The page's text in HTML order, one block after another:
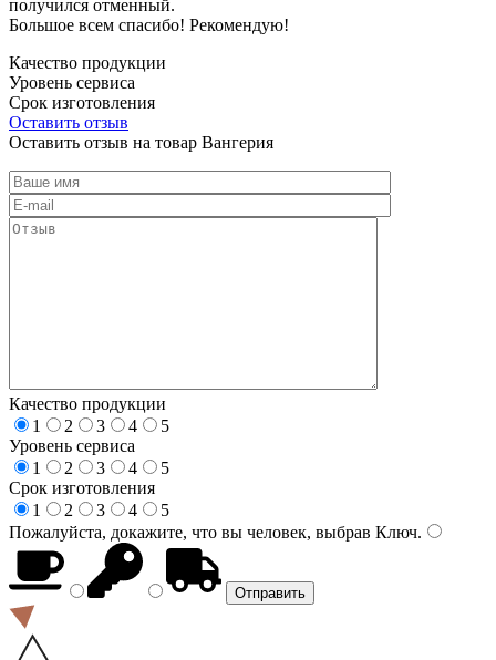
получился отменный.
Большое всем спасибо! Рекомендую!
Качество продукции
Уровень сервиса
Срок изготовления
Оставить отзыв
Оставить отзыв на товар Вангерия
Качество продукции
1
2 3 4
5
Уровень сервиса
1
2 3 4
5
Срок изготовления
1
2 3 4
5
Пожалуйста, докажите, что вы человек, выбрав Ключ.